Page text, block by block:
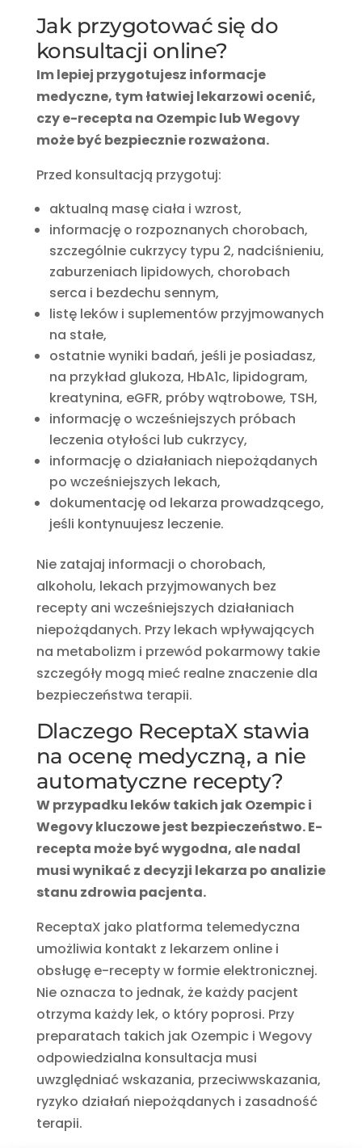
Jak przygotować się do
konsultacji online?
Im lepiej przygotujesz informacje
medyczne, tym łatwiej lekarzowi ocenić,
czy e-recepta na Ozempic lub Wegovy
może być bezpiecznie rozważona.
Przed konsultacją przygotuj:
aktualną masę ciała i wzrost,
informację o rozpoznanych chorobach,
szczególnie cukrzycy typu 2, nadciśnieniu,
zaburzeniach lipidowych, chorobach
serca i bezdechu sennym,
listę leków i suplementów przyjmowanych
na stałe,
ostatnie wyniki badań, jeśli je posiadasz,
na przykład glukoza, HbA1c, lipidogram,
kreatynina, eGFR, próby wątrobowe, TSH,
informację o wcześniejszych próbach
leczenia otyłości lub cukrzycy,
informację o działaniach niepożądanych
po wcześniejszych lekach,
dokumentację od lekarza prowadzącego,
jeśli kontynuujesz leczenie.
Nie zatajaj informacji o chorobach,
alkoholu, lekach przyjmowanych bez
recepty ani wcześniejszych działaniach
niepożądanych. Przy lekach wpływających
na metabolizm i przewód pokarmowy takie
szczegóły mogą mieć realne znaczenie dla
bezpieczeństwa terapii.
Dlaczego ReceptaX stawia
na ocenę medyczną, a nie
automatyczne recepty?
W przypadku leków takich jak Ozempic i
Wegovy kluczowe jest bezpieczeństwo. E-
recepta może być wygodna, ale nadal
musi wynikać z decyzji lekarza po analizie
stanu zdrowia pacjenta.
ReceptaX jako platforma telemedyczna
umożliwia kontakt z lekarzem online i
obsługę e-recepty w formie elektronicznej.
Nie oznacza to jednak, że każdy pacjent
otrzyma każdy lek, o który poprosi. Przy
preparatach takich jak Ozempic i Wegovy
odpowiedzialna konsultacja musi
uwzględniać wskazania, przeciwwskazania,
ryzyko działań niepożądanych i zasadność
terapii.